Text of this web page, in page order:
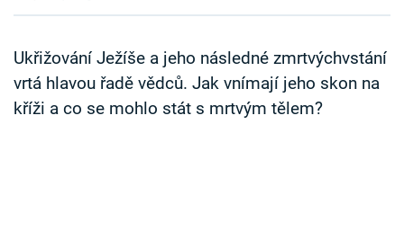
Sledujte nás
Ukřižování Ježíše a jeho následné zmrtvýchvstání
vrtá hlavou řadě vědců. Jak vnímají jeho skon na
kříži a co se mohlo stát s mrtvým tělem?